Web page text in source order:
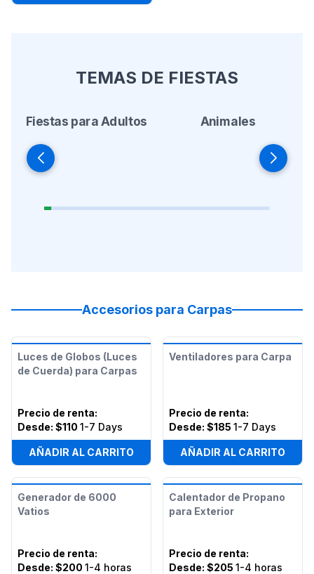
TEMAS DE FIESTAS
Fiestas para Adultos Animales
Accesorios para Carpas
Luces de Globos (Luces
de Cuerda) para Carpas
Precio de renta:
Desde: $110 1-7 Days
AÑADIR AL CARRITO
Ventiladores para Carpa
Precio de renta:
Desde: $185 1-7 Days
AÑADIR AL CARRITO
Generador de 6000
Vatios
Precio de renta:
Desde: $200 1-4 horas
Calentador de Propano
para Exterior
Precio de renta:
Desde: $205 1-4 horas